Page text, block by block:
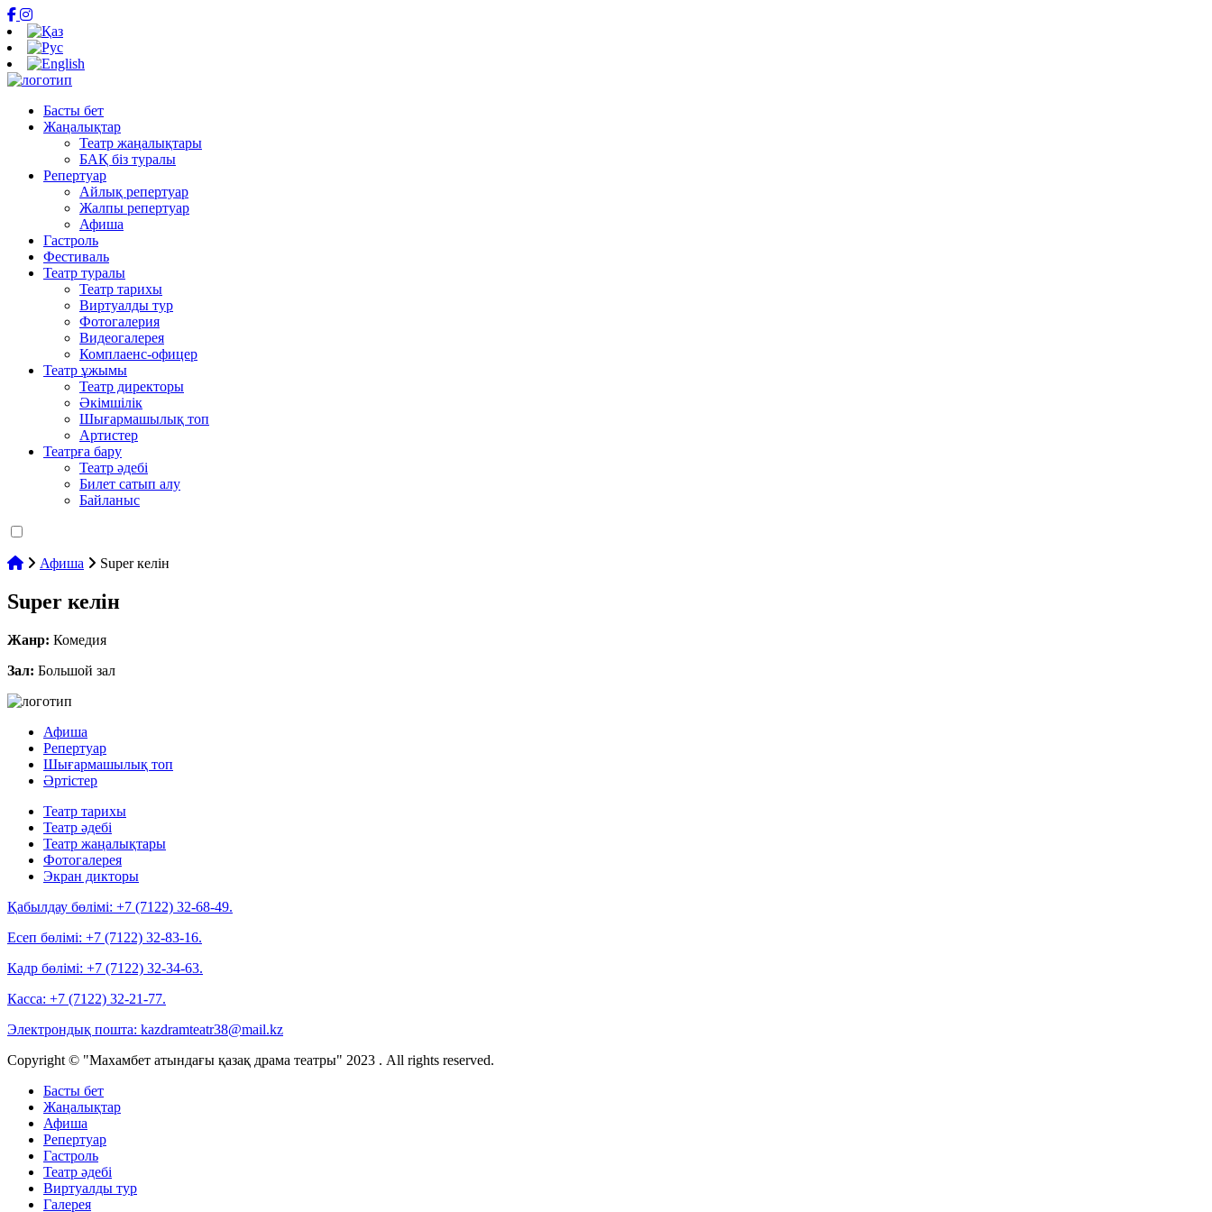
Басты бет
Жаңалықтар
Театр жаңалықтары
БАҚ біз туралы
Репертуар
Айлық репертуар
Жалпы репертуар
Афиша
Гастроль
Фестиваль
Театр туралы
Театр тарихы
Виртуалды тур
Фотогалерия
Видеогалерея
Комплаенс-офицер
Театр ұжымы
Театр директоры
Әкімшілік
Шығармашылық топ
Артистер
Театрға бару
Театр әдебі
Билет сатып алу
Байланыс
Афиша Super келін
Super келін
Жанр: Комедия
Зал: Большой зал
Афиша
Репертуар
Шығармашылық топ
Әртістер
Театр тарихы
Театр әдебі
Театр жаңалықтары
Фотогалерея
Экран дикторы
Қабылдау бөлімі: +7 (7122) 32-68-49.
Есеп бөлімі: +7 (7122) 32-83-16.
Кадр бөлімі: +7 (7122) 32-34-63.
Касса: +7 (7122) 32-21-77.
Электрондық пошта: kazdramteatr38@mail.kz
Copyright © "Махамбет атындағы қазақ драма театры" 2023 . All rights reserved.
Басты бет
Жаңалықтар
Афиша
Репертуар
Гастроль
Театр әдебі
Виртуалды тур
Галерея